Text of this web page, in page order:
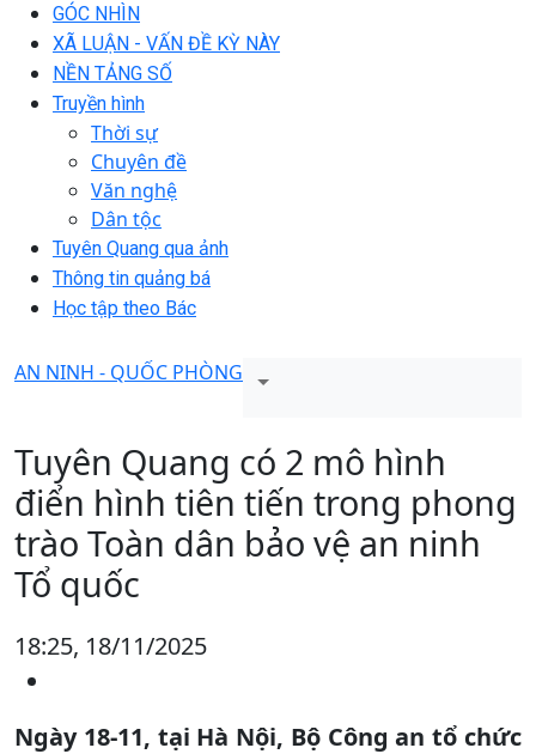
GÓC NHÌN
XÃ LUẬN - VẤN ĐỀ KỲ NÀY
NỀN TẢNG SỐ
Truyền hình
Thời sự
Chuyên đề
Văn nghệ
Dân tộc
Tuyên Quang qua ảnh
Thông tin quảng bá
Học tập theo Bác
AN NINH - QUỐC PHÒNG
Tuyên Quang có 2 mô hình
điển hình tiên tiến trong phong
trào Toàn dân bảo vệ an ninh
Tổ quốc
18:25, 18/11/2025
Ngày 18-11, tại Hà Nội, Bộ Công an tổ chức